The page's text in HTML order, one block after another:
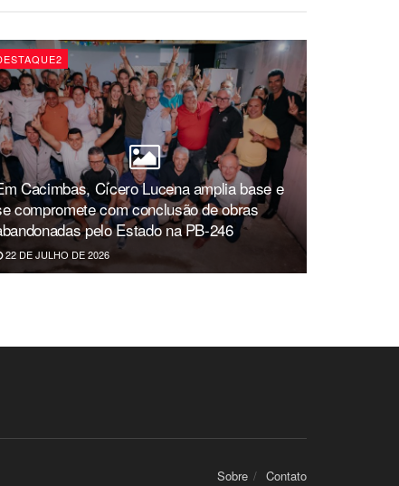
Cacimbas, Cícero Lucena amplia base e
compromete com conclusão de obras
pelo Estado na PB-246
22 DE JULHO DE 2026
Sobre Contato